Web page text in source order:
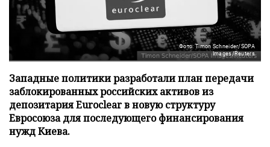
Фото: Timon Schneider/SOPA
Images/Reuters
Западные политики разработали план передачи
заблокированных российских активов из
депозитария Euroclear в новую структуру
Евросоюза для последующего финансирования
нужд Киева.